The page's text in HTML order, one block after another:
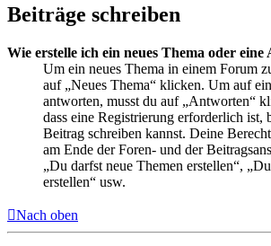
Beiträge schreiben
Wie erstelle ich ein neues Thema oder
Um ein neues Thema in einem Forum
auf „Neues Thema“ klicken. Um auf
antworten, musst du auf „Antworten“
dass eine Registrierung erforderlich ist,
Beitrag schreiben kannst. Deine
am Ende der Foren- und der
„Du darfst neue Themen erstellen“,
erstellen“ usw.
Nach oben